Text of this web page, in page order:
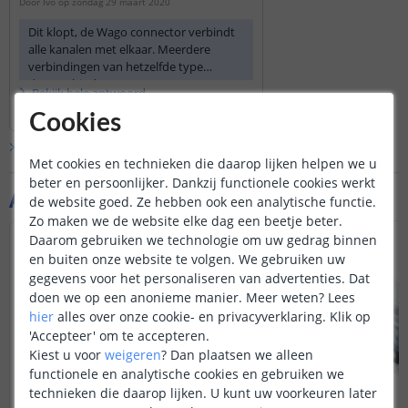
Aanvullende producten
Dit klopt, de Wago connector verbindt
alle kanalen met elkaar. Meerdere
verbindingen van hetzelfde type
doorverbinden.
Bekijkheleantwoord
Door Bram op maandag 30 maart 2020
Cookies
Met cookies en technieken die daarop lijken helpen we u
beter en persoonlijker. Dankzij functionele cookies werkt
de website goed. Ze hebben ook een analytische functie.
Zo maken we de website elke dag een beetje beter.
Daarom gebruiken we technologie om uw gedrag binnen
en buiten onze website te volgen. We gebruiken uw
gegevens voor het personaliseren van advertenties. Dat
doen we op een anonieme manier. Meer weten? Lees
hier alles over onze cookie- en privacyverklaring. Klik op
'Accepteer' om te accepteren.
Kiest u voor weigeren? Dan plaatsen we alleen
functionele en analytische cookies en gebruiken we
technieken die daarop lijken. U kunt uw voorkeuren later